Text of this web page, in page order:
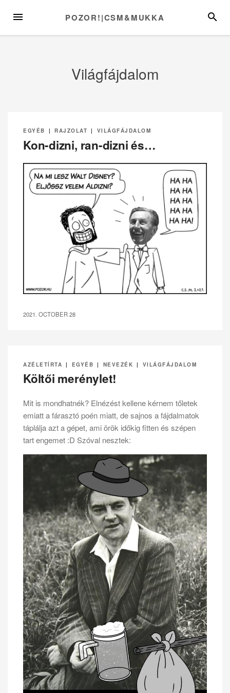
MENU POZOR!|CSM&MUKKA
Világfájdalom
EGYÉB | RAJZOLAT | VILÁGFÁJDALOM
Kon-dizni, ran-dizni és…
2021. OCTOBER 28
AZÉLETÍRTA | EGYÉB | NEVEZÉK | VILÁGFÁJDALOM
Költői merénylet!
Mit is mondhatnék? Elnézést kellene kérnem tőletek
emiatt a fárasztó poén miatt, de sajnos a fájdalmatok
táplálja azt a gépet, ami örök időkig fitten és szépen
tart engemet :D Szóval nesztek: